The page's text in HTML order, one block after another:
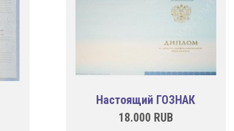
Настоящий ГОЗНАК
18.000 RUB